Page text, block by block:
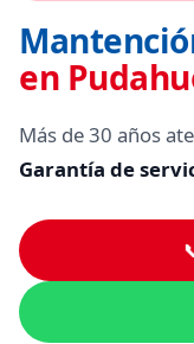
en
Más de 30 años
Garantía de